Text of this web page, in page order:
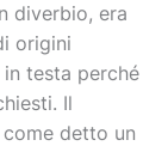
diverbio, era
origini
testa perché
Il
detto un